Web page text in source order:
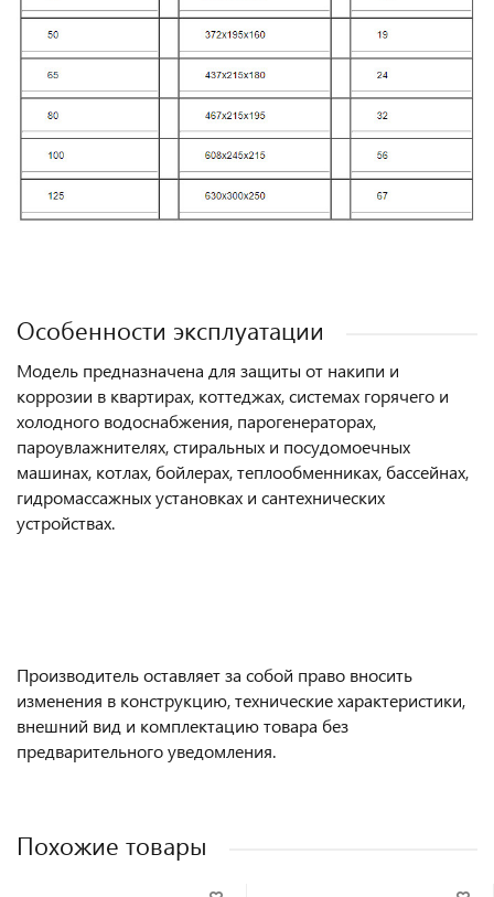
Особенности эксплуатации
Модель предназначена для защиты от накипи и
коррозии в квартирах, коттеджах, системах горячего и
холодного водоснабжения, парогенераторах,
пароувлажнителях, стиральных и посудомоечных
машинах, котлах, бойлерах, теплообменниках, бассейнах,
гидромассажных установках и сантехнических
устройствах.
Производитель оставляет за собой право вносить
изменения в конструкцию, технические характеристики,
внешний вид и комплектацию товара без
предварительного уведомления.
Похожие товары